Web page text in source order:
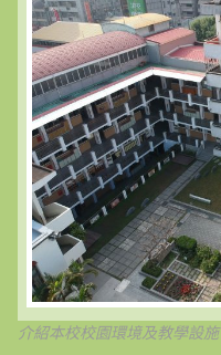
介紹本校校園環境及教學設施